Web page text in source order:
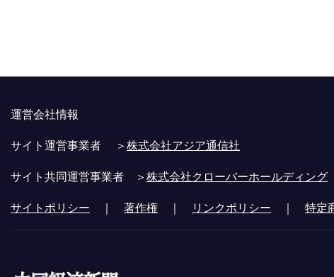
運営会社情報
サイト運営事業者 ＞株式会社アジア通信社
サイト共同運営事業者 ＞株式会社クローバーホールディング
サイトポリシー ｜ 著作権 ｜ リンクポリシー ｜ 特定